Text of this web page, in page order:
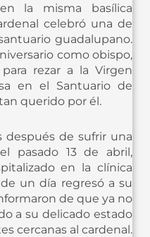
la misma basílica
celebró una de
guadalupano.
como obispo,
rezar a la Virgen
en el Santuario de
querido por él.
después de sufrir una
pasado 13 de abril,
en la clínica
un día regresó a su
de que ya no
a su delicado estado
cercanas al cardenal.